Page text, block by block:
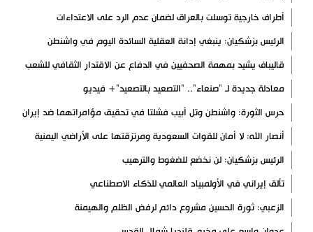
أطراف خارجية توسلت بالعراق لضمان عدم الرد على الاعتداءات
الرئيس بزشكيان: ينبغي إدانة العقلية السائدة اليوم في واشنطن
قاليباف يشيد بمهمة الصحفيين في الدفاع عن الاقتدار الثقافي للشعب
معادلة جديدة لـ "صنعاء".. "التصعيد بالتصعيد"+ فيديو
حرس الثورة: واشنطن وتل أبيب فشلتا في تحقيق مؤامراتهما ضد إيران
أنصار الله: لا أمان للقوات السعودية ومرتزقتها على الأراضي اليمنية
الرئيس بزشكيان: لن نخضع للضغوط والترهيب
تألق إيراني في الأولمبياد العالمي للذكاء الاصطناعي
الزعبي: ثورة الحسين مشروع دائم لرفض الظلم والهيمنة